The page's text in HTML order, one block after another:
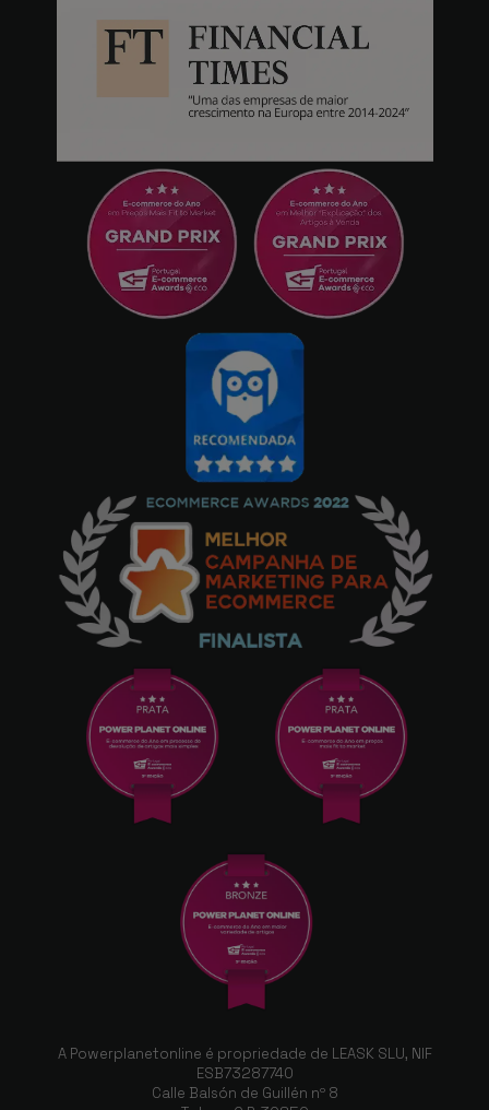
A Powerplanetonline é propriedade de LEASK SLU, NIF
ESB73287740
Calle Balsón de Guillén nº 8